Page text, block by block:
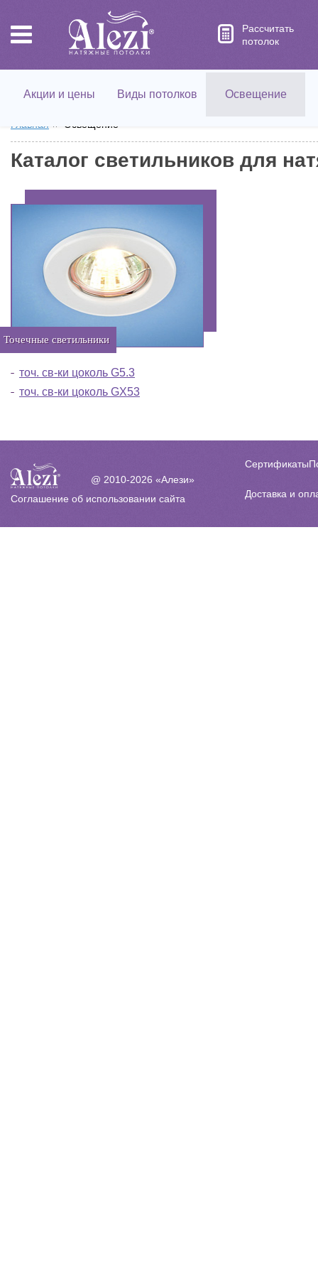
Рассчитать
потолок
Акции и цены Виды потолков Освещение
Главная Освещение
Каталог светильников для
Точечные светильники
точ. св-ки цоколь G5.3
точ. св-ки цоколь GX53
@ 2010-2026 «Алези»
Соглашение об использовании сайта
Сертификаты
Доставка и